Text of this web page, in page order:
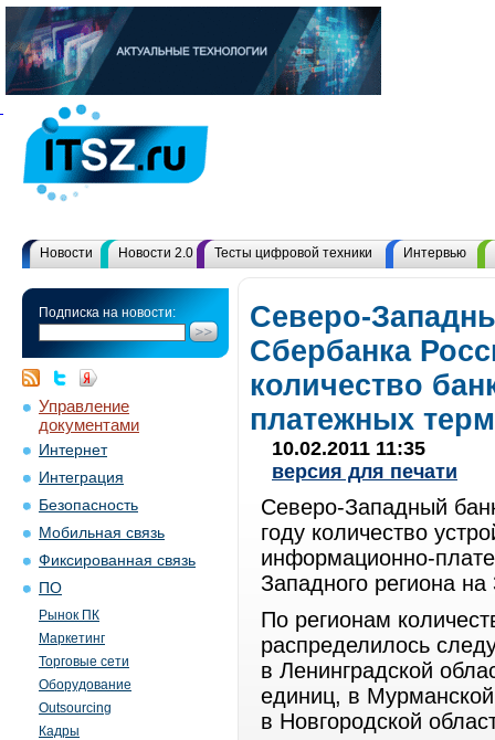
Новости Новости 2.0 Тесты цифровой техники Интервью
Подписка на новости:
Управление
документами
Интернет
Интеграция
Безопасность
Мобильная связь
Фиксированная связь
ПО
Рынок ПК
Маркетинг
Торговые сети
Оборудование
Outsourcing
Кадры
Северо-
Сбербанка
количество
платежных
10.02.2011 11:35
версия для печати
Северо-Западный
году количество
информационно-
Западного региона
По регионам
распределилось
в Ленинградской
единиц, в
в Новгородской